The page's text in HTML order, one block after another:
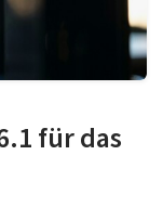
für das